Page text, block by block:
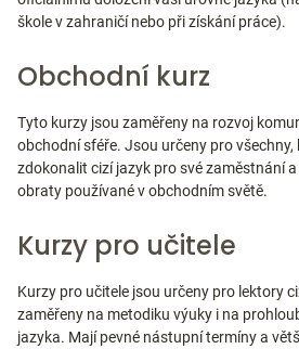
škole v zahraničí nebo při získání práce).
Obchodní kurz
Tyto kurzy jsou zaměřeny na rozvoj
obchodní sféře. Jsou určeny pro
zdokonalit cizí jazyk pro své zaměstnání
obraty používané v obchodním světě.
Kurzy pro učitele
Kurzy pro učitele jsou určeny pro lektory
zaměřeny na metodiku výuky i na
jazyka. Mají pevné nástupní termíny a